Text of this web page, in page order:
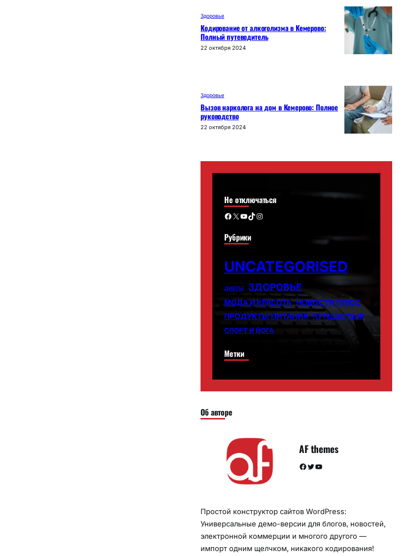
Здоровье
Кодирование от алкоголизма в Кемерово:
Полный путеводитель
22 октября 2024
Здоровье
Вызов нарколога на дом в Кемерово: Полное
руководство
22 октября 2024
Не отключаться
Facebook X YouTube TikTok Instagram
Рубрики
UNCATEGORISED
ДИЕТЫ ЗДОРОВЬЕ
МОДА И КРАСОТА НОВОСТИ ПЛЮС
ПРОДУКТЫ ПИТАНИЯ ПУТЕШЕСТВИЯ
СПОРТ И ЙОГА
Метки
Об авторе
AF themes
Facebook Twitter YouTube
Простой конструктор сайтов WordPress:
Универсальные демо-версии для блогов, новостей,
электронной коммерции и многого другого —
импорт одним щелчком, никакого кодирования!